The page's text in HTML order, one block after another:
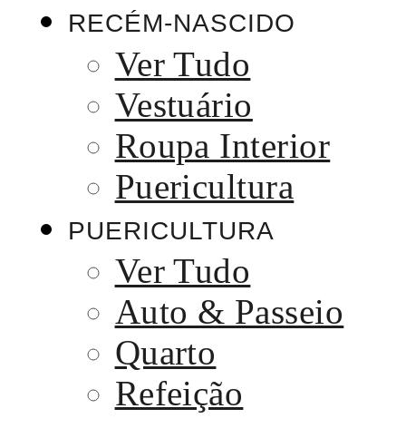
RECÉM-NASCIDO
Ver Tudo
Vestuário
Roupa Interior
Puericultura
PUERICULTURA
Ver Tudo
Auto & Passeio
Quarto
Refeição